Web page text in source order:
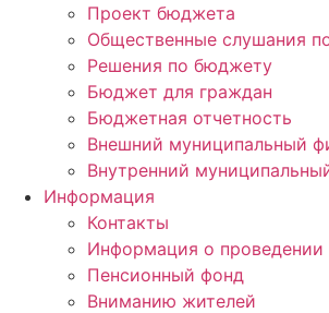
Проект бюджета
Общественные слушания
Решения по бюджету
Бюджет для граждан
Бюджетная отчетность
Внешний муниципальный
Внутренний
Информация
Контакты
Информация о
Пенсионный фонд
Вниманию жителей